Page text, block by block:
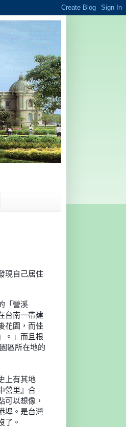
現自己居住
「營溪
台南一帶建
花園 ，而佳
。」而且根
區所在地的
上有其地
營里』合
可以想像，
埠。是台灣
了。